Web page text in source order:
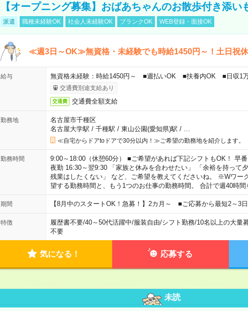
【オープニング募集】おばあちゃんのお散歩付き添い
派遣 職種未経験OK 社会人未経験OK ブランクOK WEB登録・面接OK
≪週3日～OK≫無資格・未経験でも時給1450円～！土日祝休
給与 無資格未経験：時給1450円～ ■週払いOK ■扶養内OK ■日収1
交通費別途支給あり
交通費 交通費全額支給
勤務地
名古屋市千種区
名古屋大学駅 / 千種駅 / 東山公園(愛知県)駅 /
≪自宅からドアtoドアで30分以内！≫ご希望の勤務地を紹介します。
勤務時間
9:00～18:00（休憩60分） ■ご希望があれば下記シフトもOK！ 早
夜勤 16:30～翌9:30 「家族と休みを合わせたい」 「余裕を持って
残業はしたくない」 など、ご希望を教えてくださいね。 ※Wワー
望する勤務時間と、もう1つのお仕事の勤務時間。 合計で週40時間
期間 【8月中のスタートOK！急募！】2カ月～ ■ご応募から最短2～3
特徴 履歴書不要/40～50代活躍中/服装自由/シフト勤務/10名以上の大量
不要
気になる！ 応募する
未読